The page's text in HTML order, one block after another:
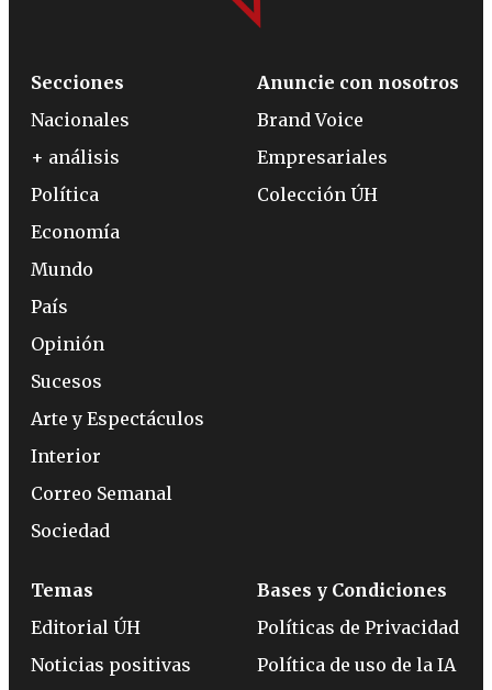
Secciones
Nacionales
+ análisis
Política
Economía
Mundo
País
Opinión
Sucesos
Arte y Espectáculos
Interior
Correo Semanal
Sociedad
Anuncie con nosotros
Brand Voice
Empresariales
Colección ÚH
Temas
Editorial ÚH
Noticias positivas
Bases y Condiciones
Políticas de Privacidad
Política de uso de la IA